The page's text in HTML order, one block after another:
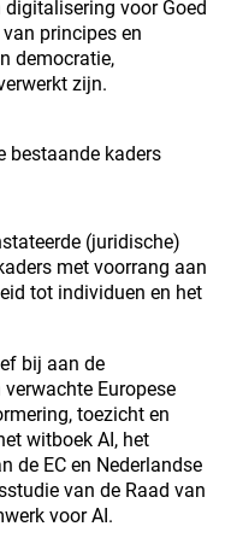
voor Goed
principes en
democratie,
zijn.
bestaande kaders
(juridische)
met voorrang aan
tot individuen en het
bij aan de
Europese
toezicht en
witboek AI, het
de EC en Nederlandse
van de Raad van
voor AI.